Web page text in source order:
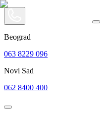
Beograd
063 8229 096
Novi Sad
062 8400 400